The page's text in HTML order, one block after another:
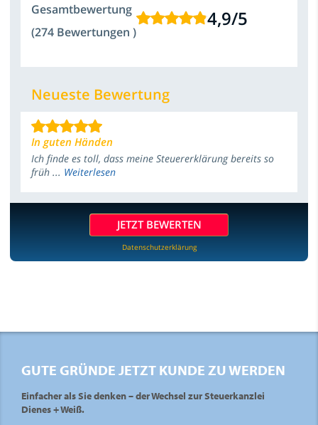
Gesamtbewertung
(274 Bewertungen )
4,9/5
Neueste Bewertung
In guten Händen
Ich finde es toll, dass meine Steuererklärung bereits so
früh ... Weiterlesen
JETZT BEWERTEN
Datenschutzerklärung
GUTE GRÜNDE JETZT KUNDE ZU WERDEN
Einfacher als Sie denken – der Wechsel zur Steuerkanzlei
Dienes + Weiß.